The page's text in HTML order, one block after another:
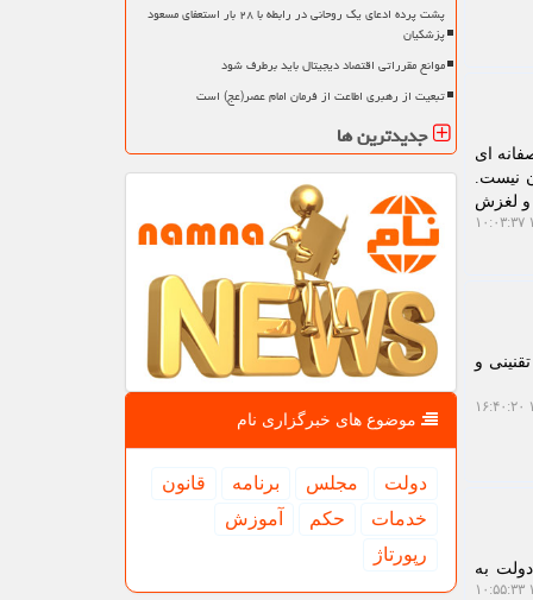
ای
نیست.
و لغزش
و
به
پشت پرده ادعای یک روحانی در رابطه با ۲۸ بار استعفای مسعود
پزشکیان
موانع مقرراتی اقتصاد دیجیتال باید برطرف شود
تبعیت از رهبری اطاعت از فرمان امام عصر(عج) است
جدیدترین ها
موضوع های خبرگزاری نام
دولت مجلس برنامه
قانون
خدمات
حكم
آموزش
رپورتاژ